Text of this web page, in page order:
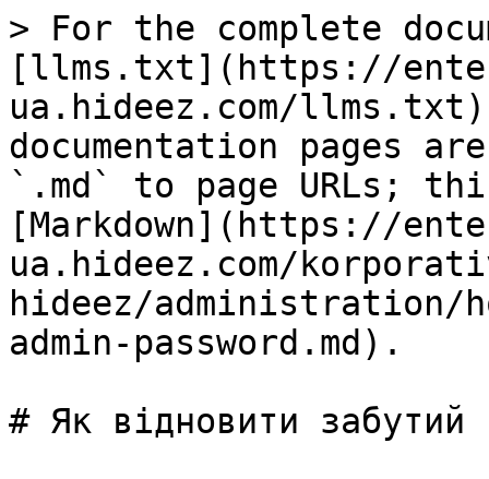
> For the complete
[llms.txt](https://
ua.hideez.com/
documentation pages
`.md` to page URLs;
[Markdown](https://
ua.hideez.com/
hideez/administration/
admin-password.md).
# Як відновити забутий